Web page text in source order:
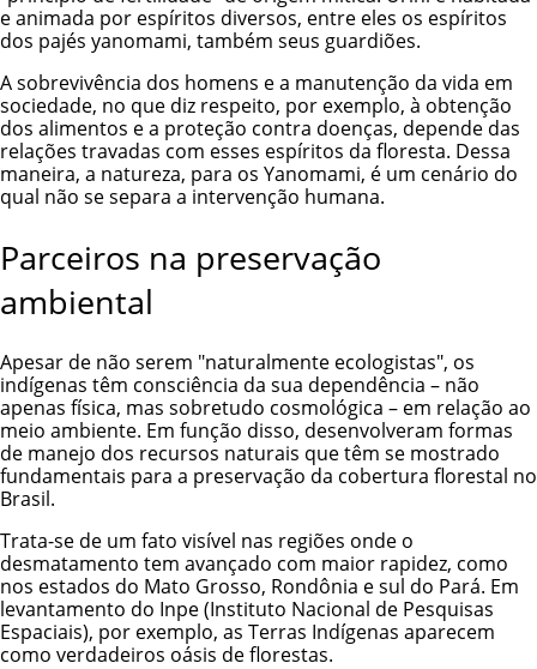
e animada por espíritos diversos, entre eles os espíritos
dos pajés yanomami, também seus guardiões.
A sobrevivência dos homens e a manutenção da vida em
sociedade, no que diz respeito, por exemplo, à obtenção
dos alimentos e a proteção contra doenças, depende das
relações travadas com esses espíritos da floresta. Dessa
maneira, a natureza, para os Yanomami, é um cenário do
qual não se separa a intervenção humana.
Parceiros na preservação
ambiental
Apesar de não serem "naturalmente ecologistas", os
indígenas têm consciência da sua dependência – não
apenas física, mas sobretudo cosmológica – em relação ao
meio ambiente. Em função disso, desenvolveram formas
de manejo dos recursos naturais que têm se mostrado
fundamentais para a preservação da cobertura florestal no
Brasil.
Trata-se de um fato visível nas regiões onde o
desmatamento tem avançado com maior rapidez, como
nos estados do Mato Grosso, Rondônia e sul do Pará. Em
levantamento do Inpe (Instituto Nacional de Pesquisas
Espaciais), por exemplo, as Terras Indígenas aparecem
como verdadeiros oásis de florestas.